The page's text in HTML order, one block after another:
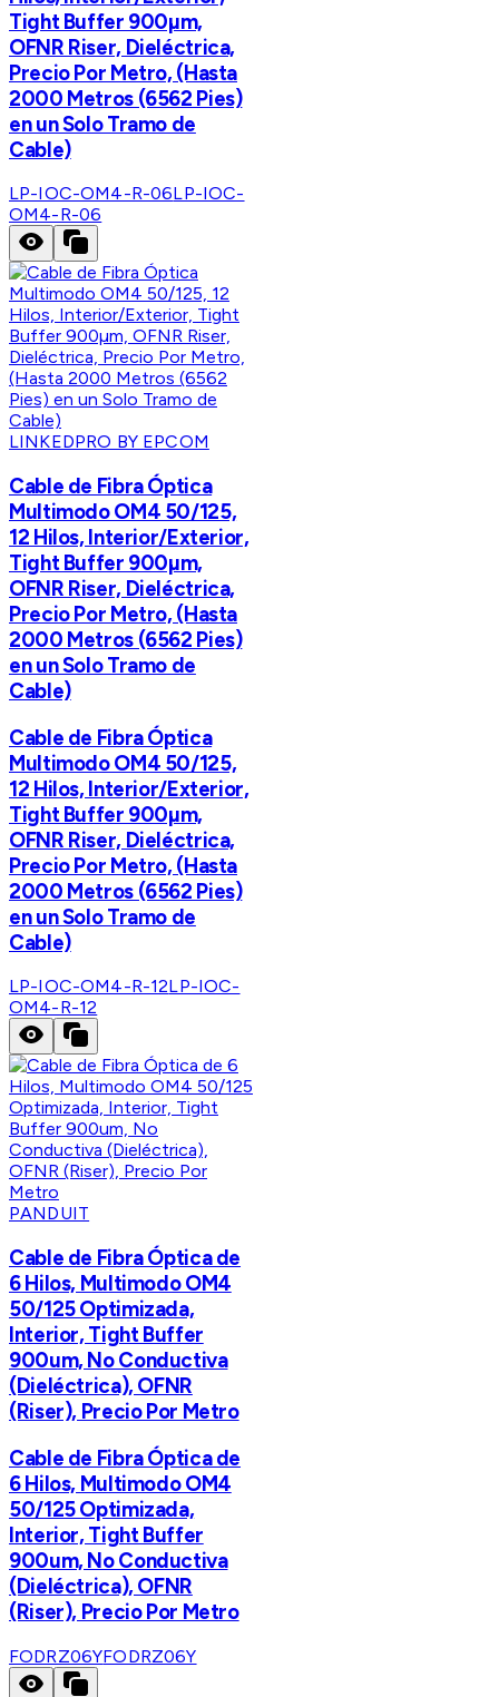
Tight Buffer 900µm,
OFNR Riser, Dieléctrica,
Precio Por Metro, (Hasta
2000 Metros (6562 Pies)
en un Solo Tramo de
Cable)
LP-IOC-OM4-R-06LP-IOC-
OM4-R-06
LINKEDPRO BY EPCOM
Cable de Fibra Óptica
Multimodo OM4 50/125,
12 Hilos, Interior/Exterior,
Tight Buffer 900µm,
OFNR Riser, Dieléctrica,
Precio Por Metro, (Hasta
2000 Metros (6562 Pies)
en un Solo Tramo de
Cable)
Cable de Fibra Óptica
Multimodo OM4 50/125,
12 Hilos, Interior/Exterior,
Tight Buffer 900µm,
OFNR Riser, Dieléctrica,
Precio Por Metro, (Hasta
2000 Metros (6562 Pies)
en un Solo Tramo de
Cable)
LP-IOC-OM4-R-12LP-IOC-
OM4-R-12
PANDUIT
Cable de Fibra Óptica de
6 Hilos, Multimodo OM4
50/125 Optimizada,
Interior, Tight Buffer
900um, No Conductiva
(Dieléctrica), OFNR
(Riser), Precio Por Metro
Cable de Fibra Óptica de
6 Hilos, Multimodo OM4
50/125 Optimizada,
Interior, Tight Buffer
900um, No Conductiva
(Dieléctrica), OFNR
(Riser), Precio Por Metro
FODRZ06YFODRZ06Y